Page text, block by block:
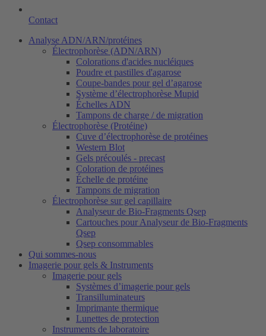
Contact
Analyse ADN/ARN/protéines
Électrophorèse (ADN/ARN)
Colorations d'acides nucléiques
Poudre et pastilles d'agarose
Coupe-bandes pour gel d’agarose
Système d’électrophorèse Mupid
Échelles ADN
Tampons de charge / de migration
Électrophorèse (Protéine)
Cuve d’électrophorèse de protéines
Western Blot
Gels précoulés - precast
Coloration de protéines
Échelle de protéine
Tampons de migration
Électrophorèse sur gel capillaire
Analyseur de Bio-Fragments Qsep
Cartouches pour Analyseur de Bio-Fragments
Qsep
Qsep consommables
Qui sommes-nous
Imagerie pour gels & Instruments
Imagerie pour gels
Systèmes d’imagerie pour gels
Transilluminateurs
Imprimante thermique
Lunettes de protection
Instruments de laboratoire